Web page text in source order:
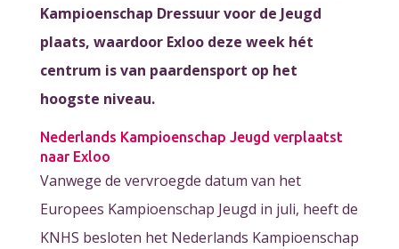
Kampioenschap Dressuur voor de Jeugd
plaats, waardoor Exloo deze week hét
centrum is van paardensport op het
hoogste niveau.
Nederlands Kampioenschap Jeugd verplaatst
naar Exloo
Vanwege de vervroegde datum van het
Europees Kampioenschap Jeugd in juli, heeft de
KNHS besloten het Nederlands Kampioenschap